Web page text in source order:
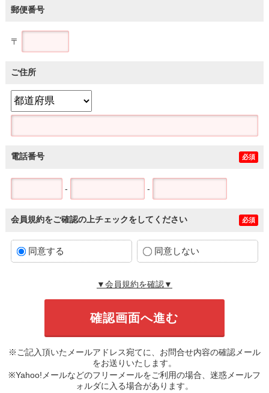
郵便番号
〒
ご住所
電話番号 必須
- -
会員規約をご確認の上チェックをしてください 必須
同意する 同意しない
▼会員規約を確認▼
※ご記入頂いたメールアドレス宛てに、お問合せ内容の確認メール
をお送りいたします。
※Yahoo!メールなどのフリーメールをご利用の場合、迷惑メールフ
ォルダに入る場合があります。